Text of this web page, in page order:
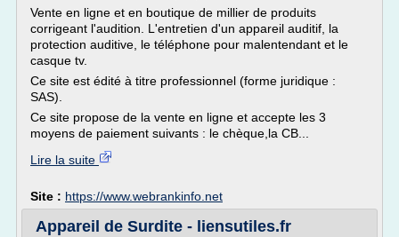
Vente en ligne et en boutique de millier de produits
corrigeant l'audition. L'entretien d'un appareil auditif, la
protection auditive, le téléphone pour malentendant et le
casque tv.
Ce site est édité à titre professionnel (forme juridique :
SAS).
Ce site propose de la vente en ligne et accepte les 3
moyens de paiement suivants : le chèque,la CB...
Lire la suite
Site : https://www.webrankinfo.net
Appareil de Surdite - liensutiles.fr